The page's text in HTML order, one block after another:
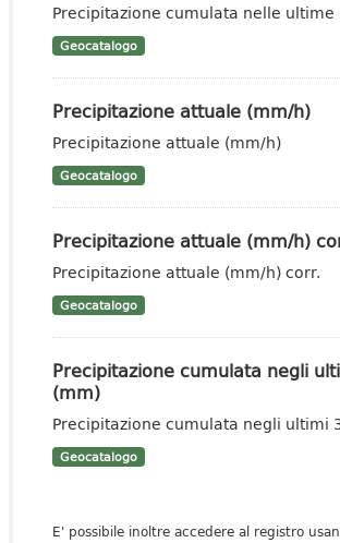
Precipitazione cumulata nelle ultime
Geocatalogo
Precipitazione attuale (mm/h)
Precipitazione attuale (mm/h)
Geocatalogo
Precipitazione attuale (mm/h)
Precipitazione attuale (mm/h) corr.
Geocatalogo
Precipitazione cumulata negli
(mm)
Precipitazione cumulata negli ultimi
Geocatalogo
E' possibile inoltre accedere al registro